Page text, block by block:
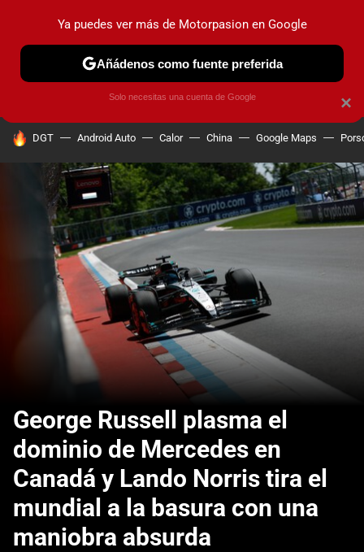
PRUEBAS COCHES ELÉCTRICOS OBSERVATORIO
HOY SE HABLA DE
DGT Android Auto Calor China Google Maps
George Russell plasma el
dominio de Mercedes en
Canadá y Lando Norris tira el
mundial a la basura con una
maniobra absurda
×
Ya puedes ver más de Motorpasion en Google
Añádenos como fuente preferida
Solo necesitas una cuenta de Google